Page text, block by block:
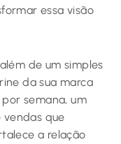
essa visão
de um simples
da sua marca
semana, um
vendas que
a relação